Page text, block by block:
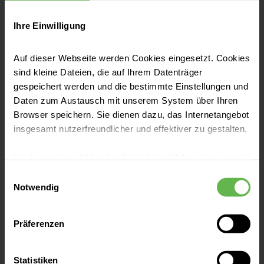
Ihre Einwilligung
Auf dieser Webseite werden Cookies eingesetzt. Cookies
sind kleine Dateien, die auf Ihrem Datenträger
gespeichert werden und die bestimmte Einstellungen und
Daten zum Austausch mit unserem System über Ihren
Browser speichern. Sie dienen dazu, das Internetangebot
insgesamt nutzerfreundlicher und effektiver zu gestalten.
eingesetzt werden.
Es steht Ihnen frei, unsere Seite mit nur den notwendigen
Cookies zu benutzen, eine individuelle Auswahl
oder durch Auswahl von „Alle Cookies akzeptieren“ in die
Notwendig
Präferenzen
Statistiken
Medizinproduktesicherheitsbeauftragter:
GF-MPSB@helios-gesundheit.de